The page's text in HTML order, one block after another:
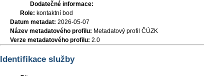
Dodatečné informace:
Role: kontaktní bod
Datum metadat: 2026-05-07
Název metadatového profilu: Metadatový profil ČÚZK
Verze metadatového profilu: 2.0
Identifikace služby